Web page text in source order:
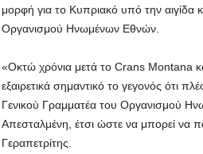
μορφή για το Κυπριακό υπό την αιγίδα
Οργανισμού Ηνωμένων Εθνών.
«Οκτώ χρόνια μετά το Crans Montana
εξαιρετικά σημαντικό το γεγονός ότι
Γενικού Γραμματέα του Οργανισμού
Απεσταλμένη, έτσι ώστε να μπορεί να
Γεραπετρίτης.